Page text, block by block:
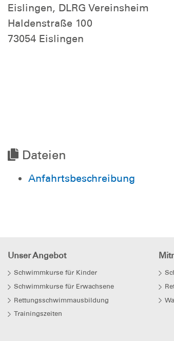
Eislingen, DLRG Vereinsheim
Haldenstraße 100
73054 Eislingen
Dateien
Anfahrtsbeschreibung
Unser Angebot
Schwimmkurse für Kinder
Schwimmkurse für Erwachsene
Rettungsschwimmausbildung
Trainingszeiten